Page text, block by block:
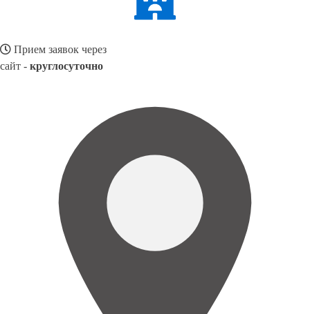
Прием заявок через
сайт - круглосуточно